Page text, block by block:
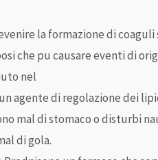
la formazione di
che pu causare eventi di
nel
agente di regolazione dei
mal di stomaco o disturbi
di gola.